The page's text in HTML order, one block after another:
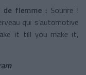
de flemme : Sourire !
qui s’automotive
it till you make it,